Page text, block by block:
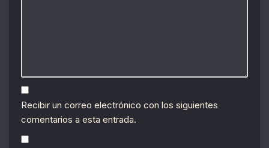
Recibir un correo electrónico con los siguientes
comentarios a esta entrada.